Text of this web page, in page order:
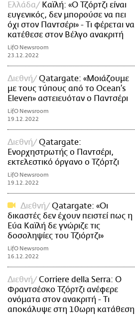
Ελλάδα
Καϊλή: «Ο Τζόρτζι είναι
ευγενικός, δεν μπορούσε να πει
όχι στον Παντσέρι» - Τι φέρεται να
κατέθεσε στον Βέλγο ανακριτή
LifO Newsroom
23.12.2022
Διεθνή
Qatargate: «Μοιάζουμε
με τους τύπους από το Ocean’s
Eleven» αστειευόταν ο Παντσέρι
LifO Newsroom
19.12.2022
Διεθνή
Qatargate:
Ενορχηστρωτής ο Παντσέρι,
εκτελεστικό όργανο ο Τζόρτζι
LifO Newsroom
19.12.2022
Διεθνή
Qatargate: «Οι
δικαστές δεν έχουν πειστεί πως η
Εύα Καϊλή δε γνώριζε τις
δοσοληψίες του Τζιόρτζι»
LifO Newsroom
16.12.2022
Διεθνή
Corriere della Serra: Ο
Φραντσέσκο Τζόρτζι ανέφερε
ονόματα στον ανακριτή - Τι
αποκάλυψε στη 10ωρη κατάθεση